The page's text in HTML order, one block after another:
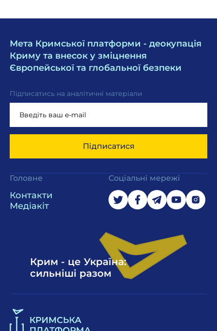
Мета Кримської платформи - деокупація
Криму та внесок у зміцнення
Європейської та глобальної безпеки
Підписатись на аналітичні матеріали
Підписатися
Головне
Контакти
Медіакіт
Соціальні мережі
Крим - це Україна:
сильніші разом